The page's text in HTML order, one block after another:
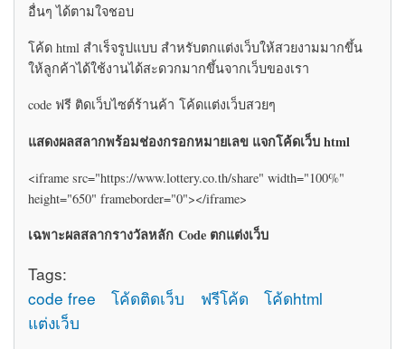
อื่นๆ ได้ตามใจชอบ
โค้ด html สำเร็จรูปแบบ สำหรับตกแต่งเว็บให้สวยงามมากขึ้น
ให้ลูกค้าได้ใช้งานได้สะดวกมากขึ้นจากเว็บของเรา
code ฟรี ติดเว็บไซต์ร้านค้า โค้ดแต่งเว็บสวยๆ
แสดงผลสลากพร้อมช่องกรอกหมายเลข แจกโค้ดเว็บ html
<iframe src="https://www.lottery.co.th/share" width="100%"
height="650" frameborder="0"></iframe>
เฉพาะผลสลากรางวัลหลัก Code ตกแต่งเว็บ
Tags:
code free
โค้ดติดเว็บ ฟรีโค้ด
โค้ดhtml
แต่งเว็บ